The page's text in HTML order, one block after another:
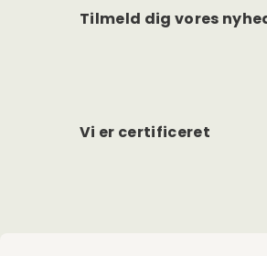
Tilmeld dig vores
Vi er certificeret